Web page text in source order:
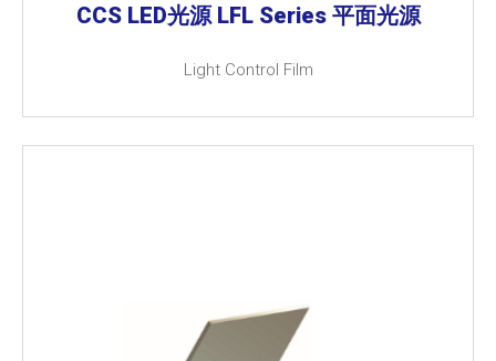
CCS LED光源 LFL Series 平面光源
Light Control Film